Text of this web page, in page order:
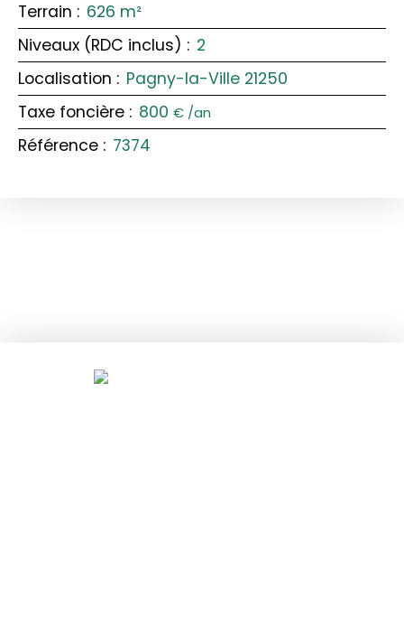
Terrain : 626 m²
Niveaux (RDC inclus) : 2
Localisation : Pagny-la-Ville 21250
Taxe foncière : 800 € /an
Référence : 7374